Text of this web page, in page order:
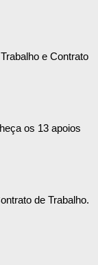
e Contrato
os 13 apoios
de Trabalho.